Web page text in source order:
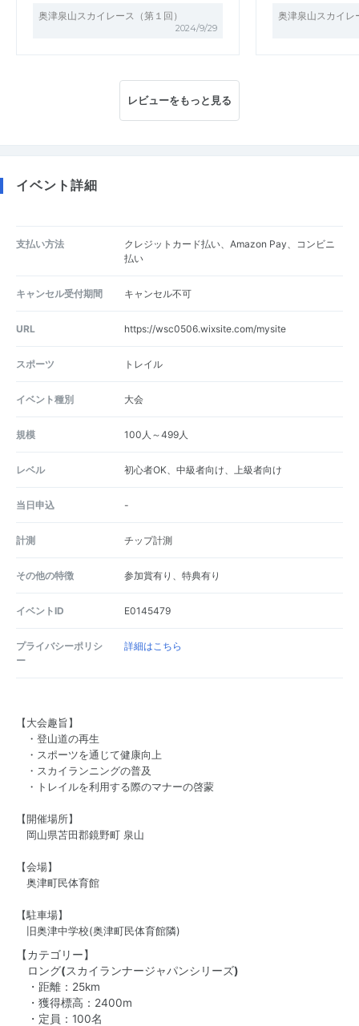
奥津泉山スカイレース（第１回）
2024/9/29
奥津泉山スカイレ
レビューをもっと見る
イベント詳細
支払い方法
クレジットカード払い、Amazon Pay、コンビニ
払い
キャンセル受付期間 キャンセル不可
URL https://wsc0506.wixsite.com/mysite
スポーツ トレイル
イベント種別 大会
規模 100人～499人
レベル 初心者OK、中級者向け、上級者向け
当日申込 -
計測 チップ計測
その他の特徴 参加賞有り、特典有り
イベントID E0145479
プライバシーポリシ
ー
詳細はこちら
【大会趣旨】
・登山道の再生
・スポーツを通じて健康向上
・スカイランニングの普及
・トレイルを利用する際のマナーの啓蒙
【開催場所】
岡山県苫田郡鏡野町 泉山
【会場】
奥津町民体育館
【駐車場】
旧奥津中学校(奥津町民体育館隣)
【カテゴリー】
ロング(スカイランナージャパンシリーズ)
・距離：25km
・獲得標高：2400m
・定員：100名